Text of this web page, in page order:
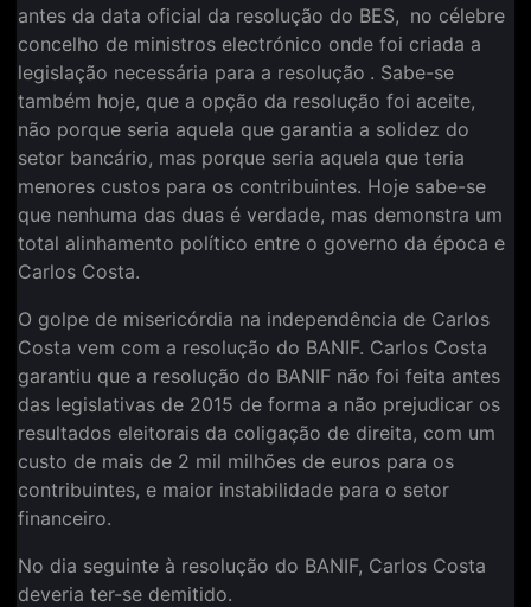
antes da data oficial da resolução do BES, no célebre
concelho de ministros electrónico onde foi criada a
legislação necessária para a resolução . Sabe-se
também hoje, que a opção da resolução foi aceite,
não porque seria aquela que garantia a solidez do
setor bancário, mas porque seria aquela que teria
menores custos para os contribuintes. Hoje sabe-se
que nenhuma das duas é verdade, mas demonstra um
total alinhamento político entre o governo da época e
Carlos Costa.
O golpe de misericórdia na independência de Carlos
Costa vem com a resolução do BANIF. Carlos Costa
garantiu que a resolução do BANIF não foi feita antes
das legislativas de 2015 de forma a não prejudicar os
resultados eleitorais da coligação de direita, com um
custo de mais de 2 mil milhões de euros para os
contribuintes, e maior instabilidade para o setor
financeiro.
No dia seguinte à resolução do BANIF, Carlos Costa
deveria ter-se demitido.